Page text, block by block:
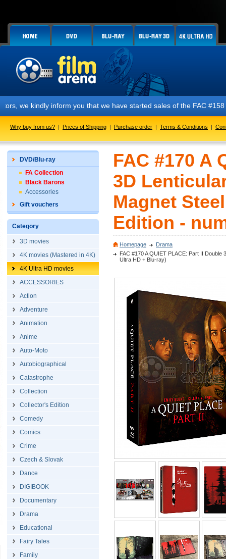
inform you that we have started sales of the FAC #158
Why buy from us? | Prices of Shipping | Purchase order | Terms & Conditions |
DVD/Blu-ray
FA Collection
Black Barons
Accessories
Gift vouchers
Category
3D movies
4K movies (Mastered in 4K)
4K Ultra HD movies
ACCESSORIES
Action
Adventure
Animation
Anime
Auto-Moto
Autobiographical
Catastrophe
Collection
Collector's Edition
Comedy
Comics
Crime
Czech & Slovak
Dance
DIGIBOOK
Documentary
Drama
Educational
Fairy Tales
Family
FAC #170 A
3D
Magnet
Edition -
Homepage
Drama
FAC #170 A QUIET PLACE: Part II
Ultra HD + Blu-ray)